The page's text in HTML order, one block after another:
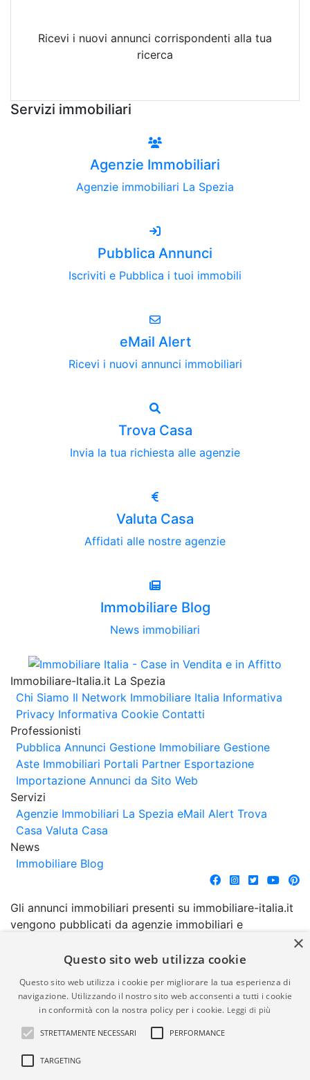
Ricevi i nuovi annunci corrispondenti alla tua
ricerca
Servizi immobiliari
Agenzie Immobiliari
Agenzie immobiliari La Spezia
Pubblica Annunci
Iscriviti e Pubblica i tuoi immobili
eMail Alert
Ricevi i nuovi annunci immobiliari
Trova Casa
Invia la tua richiesta alle agenzie
Valuta Casa
Affidati alle nostre agenzie
Immobiliare Blog
News immobiliari
Immobiliare-Italia.it La Spezia
Chi Siamo Il Network Immobiliare Italia Informativa
Privacy Informativa Cookie Contatti
Professionisti
Pubblica Annunci Gestione Immobiliare Gestione
Aste Immobiliari Portali Partner Esportazione
Importazione Annunci da Sito Web
Servizi
Agenzie Immobiliari La Spezia eMail Alert Trova
Casa Valuta Casa
News
Immobiliare Blog
Gli annunci immobiliari presenti su immobiliare-italia.it
vengono pubblicati da agenzie immobiliari e
comporta l'approvazione o l'avallo da parte di
garanzia da parte di quest'ultima. immobiliare-italia.it
quindi non è responsabile della veridicità, della
correttezza, della completezza, della normativa in
materia di privacy e/o di alcun altro aspetto dei
suddetti annunci.
×
Questo sito web utilizza cookie
Questo sito web utilizza i cookie per migliorare la tua esperienza di
navigazione. Utilizzando il nostro sito web acconsenti a tutti i cookie
in conformità con la nostra policy per i cookie. Leggi di più
STRETTAMENTE NECESSARI PERFORMANCE
TARGETING